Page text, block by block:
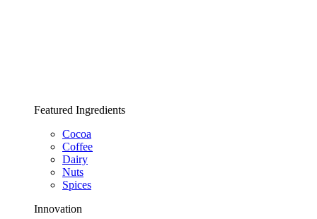
Featured Ingredients
Cocoa
Coffee
Dairy
Nuts
Spices
Innovation